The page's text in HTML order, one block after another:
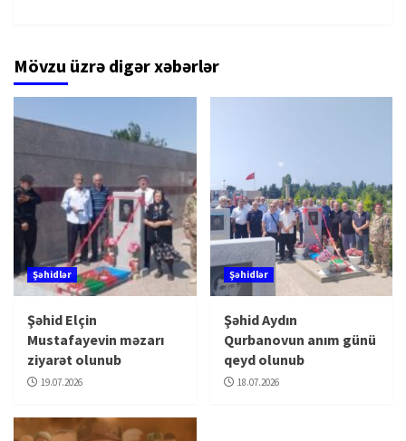
Mövzu üzrə digər xəbərlər
Şəhidlər
Şəhid Elçin
Mustafayevin məzarı
ziyarət olunub
19.07.2026
Şəhidlər
Şəhid Aydın
Qurbanovun anım günü
qeyd olunub
18.07.2026